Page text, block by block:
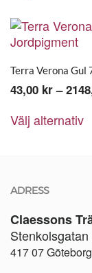
Terra Verona Gul
43,00 kr –
Välj alternativhär
ADRESS
Claessons
Stenkolsgatan
417 07 Göteborg